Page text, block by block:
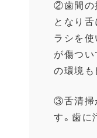
②歯間の
となり
ラシを使
が傷つ
の環境も
③舌清掃
す。歯に